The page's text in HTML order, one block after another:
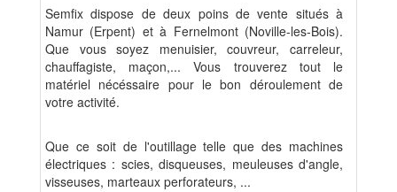
Semfix dispose de deux poins de vente situés à
Namur (Erpent) et à Fernelmont (Noville-les-Bois).
Que vous soyez menuisier, couvreur, carreleur,
chauffagiste, maçon,... Vous trouverez tout le
matériel nécéssaire pour le bon déroulement de
votre activité.
Que ce soit de l'outillage telle que des machines
électriques : scies, disqueuses, meuleuses d'angle,
visseuses, marteaux perforateurs, ...